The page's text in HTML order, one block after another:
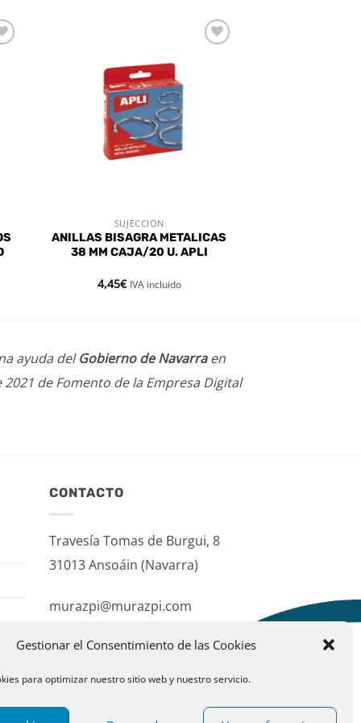
Gestionar el Consentimiento de las Cookies
para optimizar nuestro sitio web y nuestro servicio.
VISTA RÁPIDA
SUJECCIÓN
ANILLAS BISAGRA METALICAS
38 MM CAJA/20 U. APLI
4,45€ IVA incluido
ayuda delGobierno de Navarraen
de Fomento de la Empresa Digital
CONTACTO
Travesía Tomas de Burgui, 8
31013 Ansoáin (Navarra)
murazpi@murazpi.com